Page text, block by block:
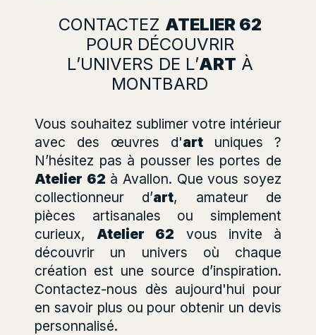
CONTACTEZ ATELIER 62
POUR DÉCOUVRIR
L’UNIVERS DE L’ART À
MONTBARD
Vous souhaitez sublimer votre intérieur
avec des œuvres d'art uniques ?
N’hésitez pas à pousser les portes de
Atelier 62 à Avallon. Que vous soyez
collectionneur d’art, amateur de
pièces artisanales ou simplement
curieux,Atelier 62 vous invite à
découvrir un univers où chaque
création est une source d’inspiration.
Contactez-nous dès aujourd'hui pour
en savoir plus ou pour obtenir un devis
personnalisé.